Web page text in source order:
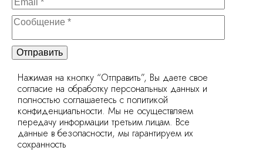
Отправить
Нажимая на кнопку “Отправить”, Вы даете свое
согласие на обработку персональных данных и
полностью соглашаетесь с политикой
конфиденциальности. Мы не осуществляем
передачу информации третьим лицам. Все
данные в безопасности, мы гарантируем их
сохранность